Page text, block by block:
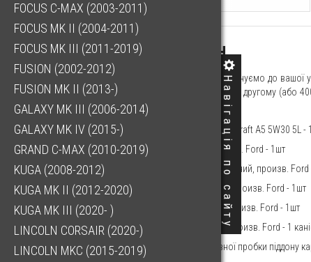
Навігація по сайту
FOCUS C-MAX (2003-2011)
FOCUS MK II (2004-2011)
FOCUS MK III (2011-2019)
FUSION (2002-2012)
FUSION MK II (2013-)
GALAXY MK III (2006-2014)
GALAXY MK IV (2015-)
GRAND C-MAX (2010-2019)
KUGA (2008-2012)
KUGA MK II (2012-2020)
KUGA MK III (2020- )
LINCOLN CORSAIR (2020-)
LINCOLN MKC (2015-2019)
7508.91 ГРН
Шановні клієнти! Пропонуємо до
ТО", яке проводиться на другому (або
входять:
Олія моторна Motorcraft A5 5W30 5L -
Фільтр масляний, вир. Ford - 1шт
Фільтр салону вугільний, произв.
Фільтр повітряний, произв. Ford - 1шт
Фільтр паливний, произв. Ford - 1шт
Рідина гальмівна, произв. Ford - 1
Ущільнення зливної пробки піддону